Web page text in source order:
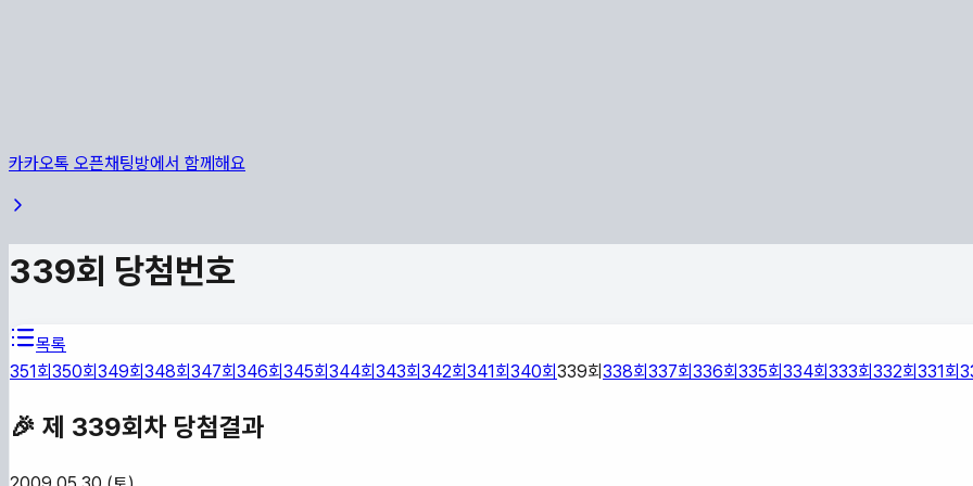
카카오톡 오픈채팅방에서 함께해요
339회 당첨번호
목록
351회350회349회348회347회346회345회344회343회342회341회340회339회338회337회336회335회334회333회332회331회
🎉 제 339회차 당첨결과